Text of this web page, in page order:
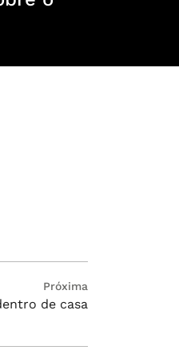
Próxima
de casa